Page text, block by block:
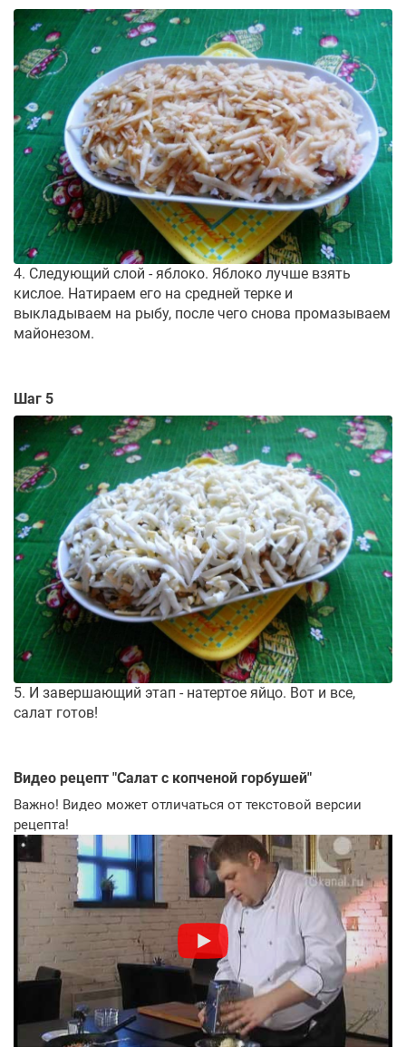
4. Следующий слой - яблоко. Яблоко лучше взять
кислое. Натираем его на средней терке и
выкладываем на рыбу, после чего снова промазываем
майонезом.
Шаг 5
5. И завершающий этап - натертое яйцо. Вот и все,
салат готов!
Видео рецепт "Салат с копченой горбушей"
Важно! Видео может отличаться от текстовой версии
рецепта!